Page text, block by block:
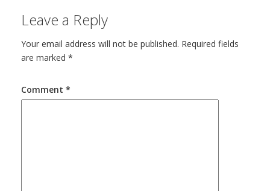
Leave a Reply
Your email address will not be published. Required fields
are marked *
Comment *